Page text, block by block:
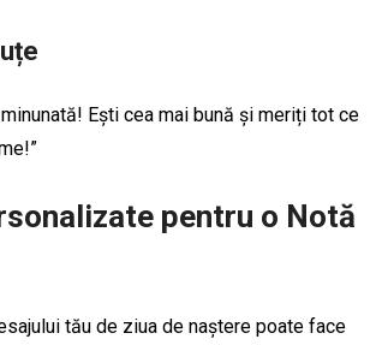
Ești cea mai bună și meriți tot ce
pentru o Notă
tău de ziua de naștere poate face